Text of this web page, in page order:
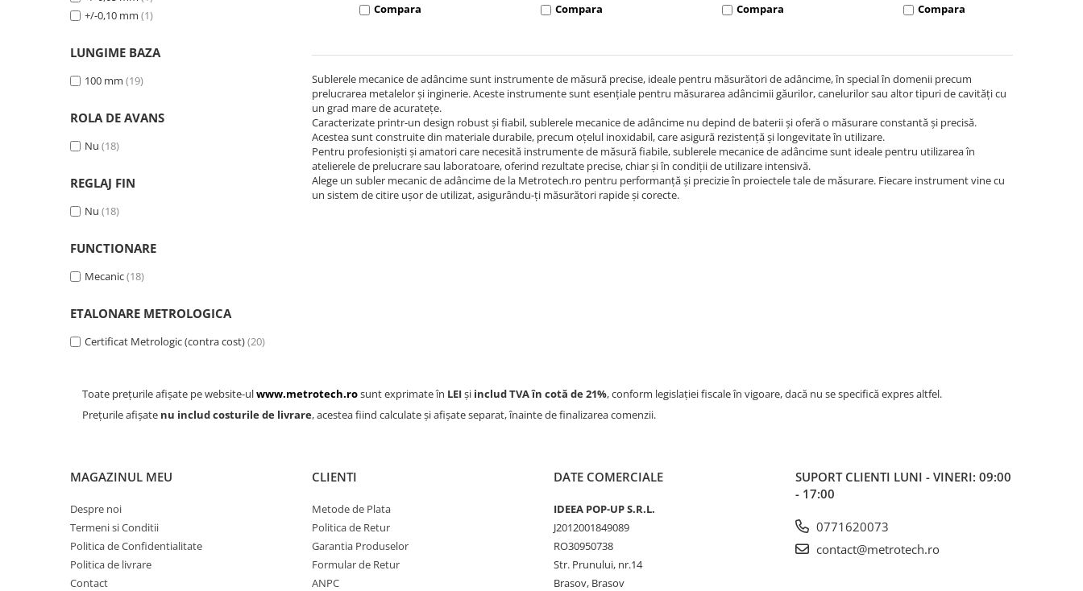
Ceasuri comparatoare cu levier
Accesorii pentru ceasuri
comparatoare
Aparate de masura si control
Umidometre
Anemometre
Sonometre
Analizoare optice
rugozimetre
Lupe si microscoape
Microscoape industriale
+/-0,10 mm (1)
LUNGIME BAZA
100 mm (19)
ROLA DE AVANS
Nu (18)
REGLAJ FIN
Nu (18)
FUNCTIONARE
Mecanic(18)
ETALONARE METROLOGICA
Certificat Metrologic (contra cost)(20)
Compara Compara Compara Compara
Sublerele mecanice de adâncime sunt instrumente de măsură precise, ideale pentru măsurători de adâncime, în special în domenii precum
prelucrarea metalelor și inginerie. Aceste instrumente sunt esențiale pentru măsurarea adâncimii găurilor, canelurilor sau altor tipuri de cavități cu
un grad mare de acuratețe.
Caracterizate printr-un design robust și fiabil, sublerele mecanice de adâncime nu depind de baterii și oferă o măsurare constantă și precisă.
Acestea sunt construite din materiale durabile, precum oțelul inoxidabil, care asigură rezistență și longevitate în utilizare.
Pentru profesioniști și amatori care necesită instrumente de măsură fiabile, sublerele mecanice de adâncime sunt ideale pentru utilizarea în
atelierele de prelucrare sau laboratoare, oferind rezultate precise, chiar și în condiții de utilizare intensivă.
Alege un subler mecanic de adâncime de la Metrotech.ro pentru performanță și precizie în proiectele tale de măsurare. Fiecare instrument vine cu
un sistem de citire ușor de utilizat, asigurându-ți măsurători rapide și corecte.
Toate prețurile afișate pe website-ulwww.metrotech.rosunt exprimate în LEIși includ TVA în cotă de 21%, conform legislației fiscale în vigoare, dacă nu se specifică expres altfel.
Prețurile afișate nu includ costurile de livrare, acestea fiind calculate și afișate separat, înainte de finalizarea comenzii.
MAGAZINUL MEU
Despre noi
Termeni si Conditii
Politica de Confidentialitate
Politica de livrare
Contact
CLIENTI
Metode de Plata
Politica de Retur
Garantia Produselor
Formular de Retur
ANPC
DATE COMERCIALE
IDEEA POP-UP S.R.L.
J2012001849089
RO30950738
Str. Prunului, nr.14
Brasov, Brasov
SUPORT CLIENTI LUNI - VINERI: 09:00
- 17:00
0771620073
contact@metrotech.ro